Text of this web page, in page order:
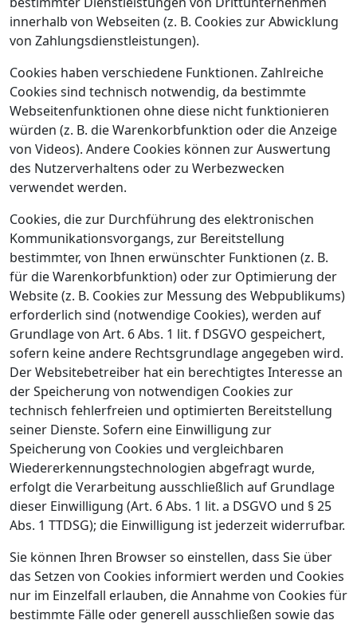
innerhalb von Webseiten (z. B. Cookies zur Abwicklung
von Zahlungsdienstleistungen).
Cookies haben verschiedene Funktionen. Zahlreiche
Cookies sind technisch notwendig, da bestimmte
Webseitenfunktionen ohne diese nicht funktionieren
würden (z. B. die Warenkorbfunktion oder die Anzeige
von Videos). Andere Cookies können zur Auswertung
des Nutzerverhaltens oder zu Werbezwecken
verwendet werden.
Cookies, die zur Durchführung des elektronischen
Kommunikationsvorgangs, zur Bereitstellung
bestimmter, von Ihnen erwünschter Funktionen (z. B.
für die Warenkorbfunktion) oder zur Optimierung der
Website (z. B. Cookies zur Messung des Webpublikums)
erforderlich sind (notwendige Cookies), werden auf
Grundlage von Art. 6 Abs. 1 lit. f DSGVO gespeichert,
sofern keine andere Rechtsgrundlage angegeben wird.
Der Websitebetreiber hat ein berechtigtes Interesse an
der Speicherung von notwendigen Cookies zur
technisch fehlerfreien und optimierten Bereitstellung
seiner Dienste. Sofern eine Einwilligung zur
Speicherung von Cookies und vergleichbaren
Wiedererkennungstechnologien abgefragt wurde,
erfolgt die Verarbeitung ausschließlich auf Grundlage
dieser Einwilligung (Art. 6 Abs. 1 lit. a DSGVO und § 25
Abs. 1 TTDSG); die Einwilligung ist jederzeit widerrufbar.
Sie können Ihren Browser so einstellen, dass Sie über
das Setzen von Cookies informiert werden und Cookies
nur im Einzelfall erlauben, die Annahme von Cookies für
bestimmte Fälle oder generell ausschließen sowie das